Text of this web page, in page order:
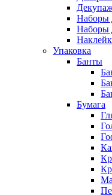
Наборы
Наборы
Упаковка
Банты
Бумага